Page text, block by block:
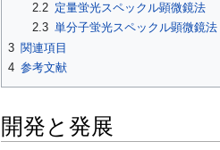
2.2 定量蛍光スペックル顕微鏡法
2.3 単分子蛍光スペックル顕微鏡法
3 関連項目
4 参考文献
開発と発展